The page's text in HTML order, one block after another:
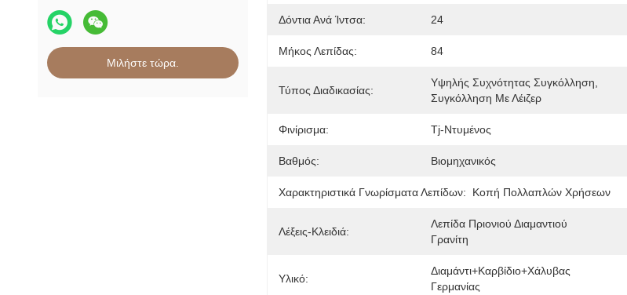
Μιλήστε τώρα.
Δόντια Ανά Ίντσα: 24
Μήκος Λεπίδας: 84
Τύπος Διαδικασίας:
Υψηλής Συχνότητας Συγκόλληση,
Συγκόλληση Με Λέιζερ
Φινίρισμα: Tj-Ντυμένος
Βαθμός: Βιομηχανικός
Χαρακτηριστικά Γνωρίσματα Λεπίδων: Κοπή Πολλαπλών Χρήσεων
Λέξεις-Κλειδιά:
Λεπίδα Πριονιού Διαμαντιού
Γρανίτη
Υλικό:
Διαμάντι+Καρβίδιο+Χάλυβας
Γερμανίας